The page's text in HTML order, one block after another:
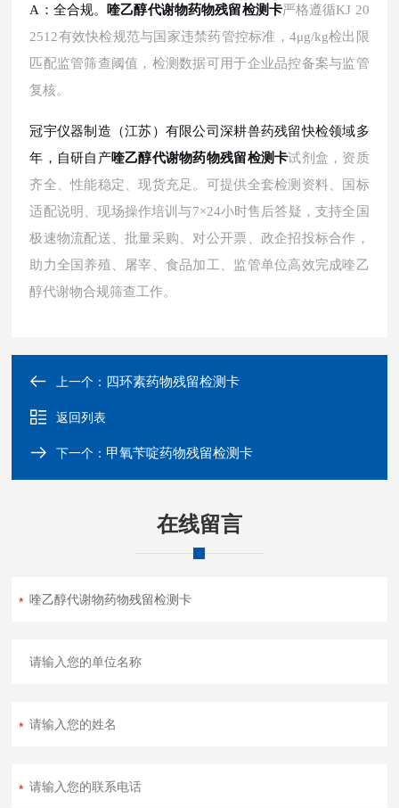
A：全合规。 喹乙醇代谢物药物残留检测卡严格遵循KJ 20
2512有效快检规范与国家违禁药管控标准，4μg/kg检出限
匹配监管筛查阈值，检测数据可用于企业品控备案与监管
复核。
冠宇仪器制造（江苏）有限公司深耕兽药残留快检领域多
年，自研自产喹乙醇代谢物药物残留检测卡试剂盒，资质
齐全、性能稳定、现货充足。可提供全套检测资料、国标
适配说明、现场操作培训与7×24小时售后答疑，支持全国
极速物流配送、批量采购、对公开票、政企招投标合作，
助力全国养殖、屠宰、食品加工、监管单位高效完成喹乙
醇代谢物合规筛查工作。
上一个： 四环素药物残留检测卡
返回列表
下一个： 甲氧苄啶药物残留检测卡
在线留言